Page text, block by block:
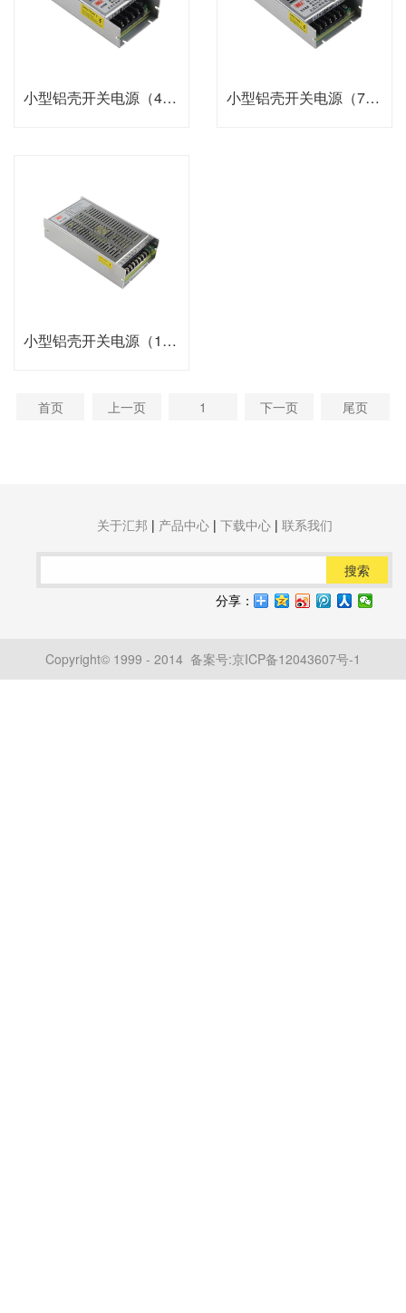
小型铝壳开关电源（48W-60W） 小型铝壳开关电源（72W-120W）
小型铝壳开关电源（150W-240W）
首页 上一页 1 下一页 尾页
关于汇邦 | 产品中心| 下载中心| 联系我们
搜索
分享：
Copyright© 1999 - 2014 备案号:京ICP备12043607号-1